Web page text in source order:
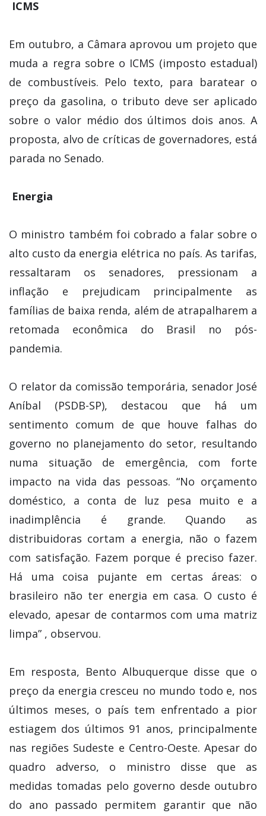
ICMS
Em outubro, a Câmara aprovou um projeto que
muda a regra sobre o ICMS (imposto estadual)
de combustíveis. Pelo texto, para baratear o
preço da gasolina, o tributo deve ser aplicado
sobre o valor médio dos últimos dois anos. A
proposta, alvo de críticas de governadores, está
parada no Senado.
Energia
O ministro também foi cobrado a falar sobre o
alto custo da energia elétrica no país. As tarifas,
ressaltaram os senadores, pressionam a
inflação e prejudicam principalmente as
famílias de baixa renda, além de atrapalharem a
retomada econômica do Brasil no pós-
pandemia.
O relator da comissão temporária, senador José
Aníbal (PSDB-SP), destacou que há um
sentimento comum de que houve falhas do
governo no planejamento do setor, resultando
numa situação de emergência, com forte
impacto na vida das pessoas. “No orçamento
doméstico, a conta de luz pesa muito e a
inadimplência é grande. Quando as
distribuidoras cortam a energia, não o fazem
com satisfação. Fazem porque é preciso fazer.
Há uma coisa pujante em certas áreas: o
brasileiro não ter energia em casa. O custo é
elevado, apesar de contarmos com uma matriz
limpa” , observou.
Em resposta, Bento Albuquerque disse que o
preço da energia cresceu no mundo todo e, nos
últimos meses, o país tem enfrentado a pior
estiagem dos últimos 91 anos, principalmente
nas regiões Sudeste e Centro-Oeste. Apesar do
quadro adverso, o ministro disse que as
medidas tomadas pelo governo desde outubro
do ano passado permitem garantir que não